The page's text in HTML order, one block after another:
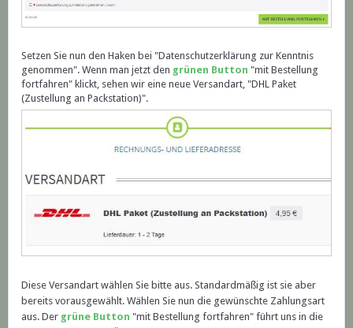
Setzen Sie nun den Haken bei "Datenschutzerklärung zur Kenntnis
genommen". Wenn man jetzt den grünen Button "mit Bestellung
fortfahren" klickt, sehen wir eine neue Versandart, "DHL Paket
(Zustellung an Packstation)".
Diese Versandart wählen Sie bitte aus. Standardmäßig ist sie aber
bereits vorausgewählt. Wählen Sie nun die gewünschte Zahlungsart
aus. Der grüne Button "mit Bestellung fortfahren" führt uns in die